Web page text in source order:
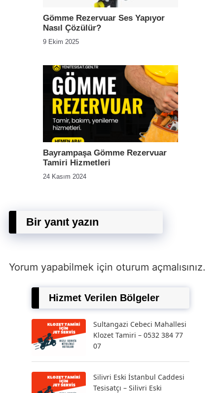
Gömme Rezervuar Ses Yapıyor
Nasıl Çözülür?
9 Ekim 2025
Bayrampaşa Gömme Rezervuar
Tamiri Hizmetleri
24 Kasım 2024
Bir yanıt yazın
Yorum yapabilmek için oturum açmalısınız.
Hizmet Verilen Bölgeler
Sultangazi Cebeci Mahallesi
Klozet Tamiri – 0532 384 77
07
Silivri Eski İstanbul Caddesi
Tesisatçı – Silivri Eski